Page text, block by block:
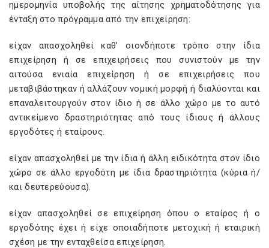
ημερομηνία υποβολής της αίτησης χρηματοδότησης για
ένταξη στο πρόγραμμα από την επιχείρηση:
είχαν απασχοληθεί καθ’ οιονδήποτε τρόπο στην ίδια
επιχείρηση ή σε επιχειρήσεις που συνιστούν με την
αιτούσα ενιαία επιχείρηση ή σε επιχειρήσεις που
μεταβιβάστηκαν ή αλλάζουν νομική μορφή ή διαλύονται και
επαναλειτουργούν στον ίδιο ή σε άλλο χώρο με το αυτό
αντικείμενο δραστηριότητας από τους ίδιους ή άλλους
εργοδότες ή εταίρους.
είχαν απασχοληθεί με την ίδια ή άλλη ειδικότητα στον ίδιο
χώρο σε άλλο εργοδότη με ίδια δραστηριότητα (κύρια ή/
και δευτερεύουσα).
είχαν απασχοληθεί σε επιχείρηση όπου ο εταίρος ή ο
εργοδότης έχει ή είχε οποιαδήποτε μετοχική ή εταιρική
σχέση με την ενταχθείσα επιχείρηση.